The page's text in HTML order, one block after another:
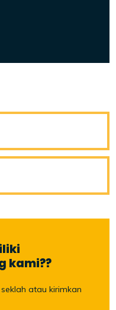
kami??
atau kirimkan